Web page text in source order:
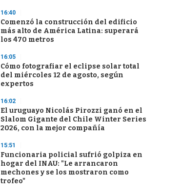
16:40
Comenzó la construcción del edificio
más alto de América Latina: superará
los 470 metros
16:05
Cómo fotografiar el eclipse solar total
del miércoles 12 de agosto, según
expertos
16:02
El uruguayo Nicolás Pirozzi ganó en el
Slalom Gigante del Chile Winter Series
2026, con la mejor compañía
15:51
Funcionaria policial sufrió golpiza en
hogar del INAU: "Le arrancaron
mechones y se los mostraron como
trofeo"